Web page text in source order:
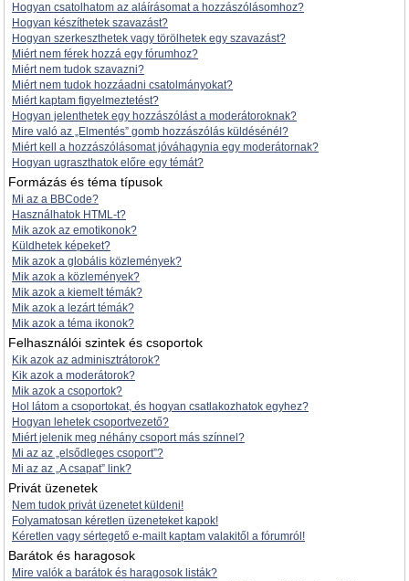
Hogyan csatolhatom az aláírásomat a hozzászólásomhoz?
Hogyan készíthetek szavazást?
Hogyan szerkeszthetek vagy törölhetek egy szavazást?
Miért nem férek hozzá egy fórumhoz?
Miért nem tudok szavazni?
Miért nem tudok hozzáadni csatolmányokat?
Miért kaptam figyelmeztetést?
Hogyan jelenthetek egy hozzászólást a moderátoroknak?
Mire való az „Elmentés” gomb hozzászólás küldésénél?
Miért kell a hozzászólásomat jóváhagynia egy moderátornak?
Hogyan ugraszthatok előre egy témát?
Formázás és téma típusok
Mi az a BBCode?
Használhatok HTML-t?
Mik azok az emotikonok?
Küldhetek képeket?
Mik azok a globális közlemények?
Mik azok a közlemények?
Mik azok a kiemelt témák?
Mik azok a lezárt témák?
Mik azok a téma ikonok?
Felhasználói szintek és csoportok
Kik azok az adminisztrátorok?
Kik azok a moderátorok?
Mik azok a csoportok?
Hol látom a csoportokat, és hogyan csatlakozhatok egyhez?
Hogyan lehetek csoportvezető?
Miért jelenik meg néhány csoport más színnel?
Mi az az „elsődleges csoport”?
Mi az az „A csapat” link?
Privát üzenetek
Nem tudok privát üzenetet küldeni!
Folyamatosan kéretlen üzeneteket kapok!
Kéretlen vagy sértegető e-mailt kaptam valakitől a fórumról!
Barátok és haragosok
Mire valók a barátok és haragosok listák?